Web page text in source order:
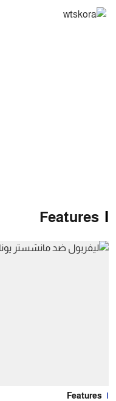
Features
Features